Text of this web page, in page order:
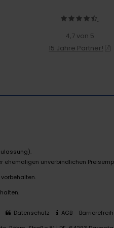
4,7 von 5
15 Jahre Partner!
unverbindlichen
Datenschutz AGB